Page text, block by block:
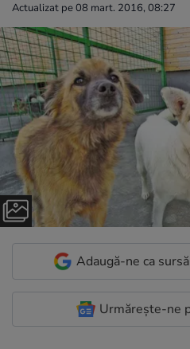
Actualizat pe 08 mart. 2016, 08:27
Adaugă-ne ca
Urmărește-ne